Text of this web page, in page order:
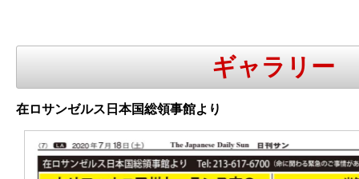
ロサンゼルスの求人、クラシファイド、地元情報など
日刊サンはロサンゼルスの日本語新
更新、求人、クラシファイドは毎週木
ギャラリー
在ロサンゼルス日本国総領事館より